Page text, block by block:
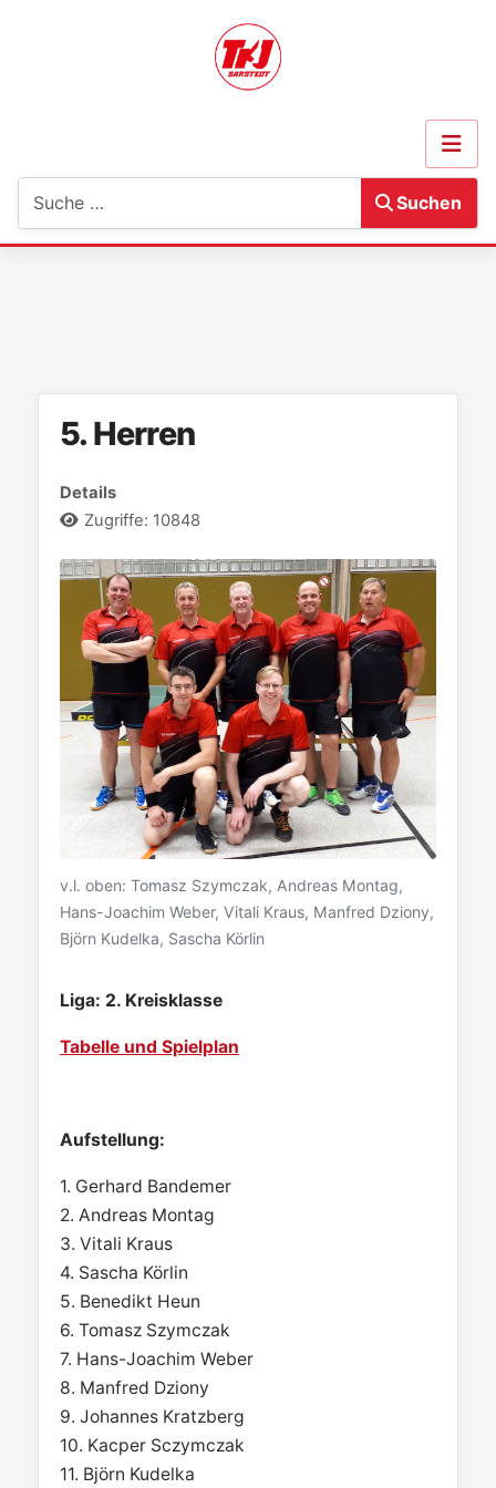
Suchen
5. Herren
Details
Zugriffe: 10848
v.l. oben: Tomasz Szymczak, Andreas Montag,
Hans-Joachim Weber, Vitali Kraus, Manfred Dziony,
Björn Kudelka, Sascha Körlin
Liga: 2. Kreisklasse
Tabelle und Spielplan
Aufstellung:
1. Gerhard Bandemer
2. Andreas Montag
3. Vitali Kraus
4. Sascha Körlin
5. Benedikt Heun
6. Tomasz Szymczak
7. Hans-Joachim Weber
8. Manfred Dziony
9. Johannes Kratzberg
10. Kacper Sczymczak
11. Björn Kudelka